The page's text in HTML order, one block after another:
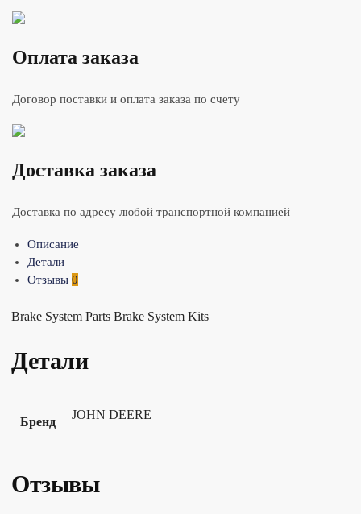
Оплата заказа
Договор поставки и оплата заказа по счету
Доставка заказа
Доставка по адресу любой транспортной компанией
Описание
Детали
Отзывы 0
Brake System Parts Brake System Kits
Детали
Бренд
JOHN DEERE
Отзывы